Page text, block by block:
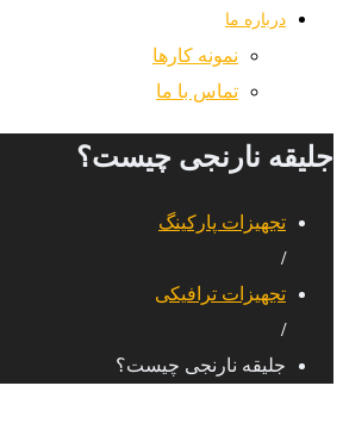
درباره ما
نمونه کارها
تماس با ما
جلیقه نارنجی چیست؟
تجهیزات پارکینگ
/
تجهیزات ترافیکی
/
جلیقه نارنجی چیست؟